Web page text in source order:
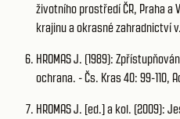
životního prostředí ČR, Praha a
krajinu a okrasné zahradnictví
HROMAS J. (1989):
ochrana. - Čs. Kras 40: 99-110,
HROMAS J. [ed.] a kol. (2009):